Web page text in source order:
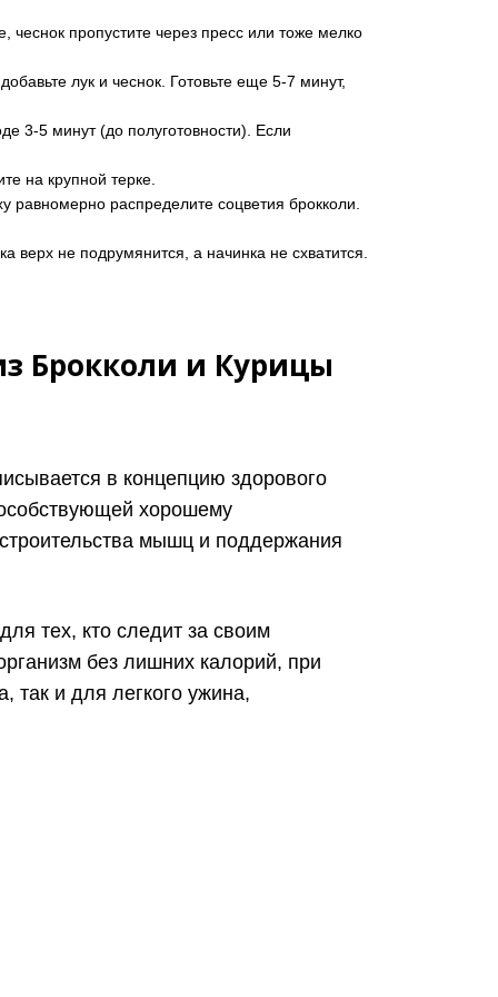
пропустите через пресс или тоже мелко
лук и чеснок. Готовьте еще 5-7 минут,
3-5 минут (до полуготовности). Если
на крупной терке.
распределите соцветия брокколи.
верх не подрумянится, а начинка не схватится.
Брокколи и Курицы
в концепцию здорового
хорошему
мышц и поддержания
тех, кто следит за своим
без лишних калорий, при
так и для легкого ужина,